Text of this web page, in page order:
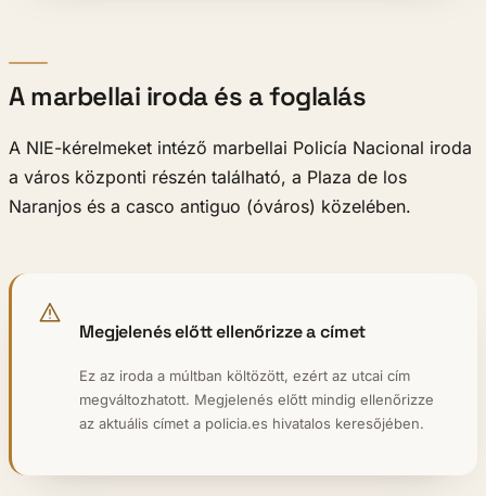
A marbellai iroda és a foglalás
A NIE-kérelmeket intéző marbellai Policía Nacional iroda
a város központi részén található, a Plaza de los
Naranjos és a casco antiguo (óváros) közelében.
Megjelenés előtt ellenőrizze a címet
Ez az iroda a múltban költözött, ezért az utcai cím
megváltozhatott. Megjelenés előtt mindig ellenőrizze
az aktuális címet a policia.es hivatalos keresőjében.